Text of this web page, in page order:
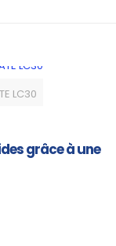
LC30
grâce à une